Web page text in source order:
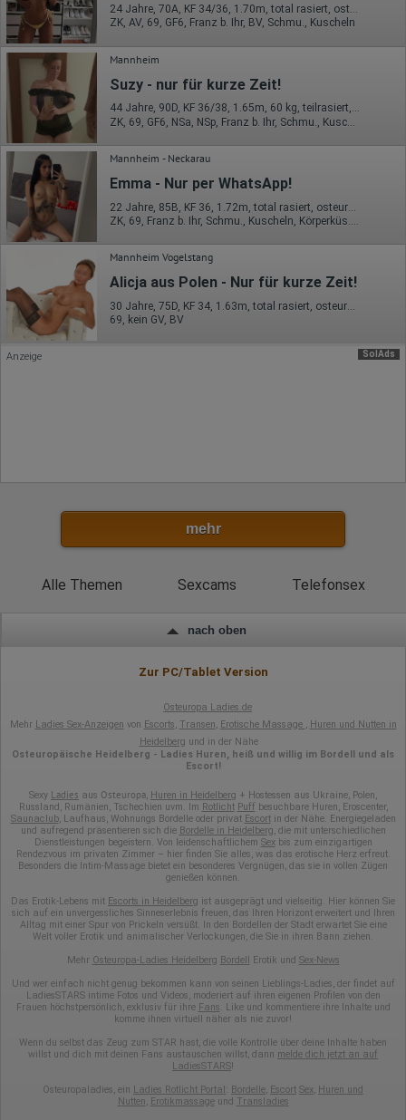
Hotjar
Wir nutzen Hotjar als Webanalysedient. Es wird verwendet, um
Daten über das Benutzerverhalten zu sammeln. Hotjar kann
auch im Rahmen von Umfragen und Feedbackfunktionen, die
auf unserer Website eingebunden sind, von Ihnen bereitgestellte
Informationen verarbeiten.
Herausgeber:
Hotjar Limited, Malta
Erhobene Daten:
Datum und Uhrzeit des Besuchs
Gerätetyp
Geografischer Standort
IP-Adresse
Mausbewegungen
Besuchte Seiten
Referrer URL
Bildschirmauflösung
Eindeutige Gerätekennung
Sprachinformationen
Browser-Typ
24 Jahre, 70A, KF 34/36, 1.70m, total rasiert, osteuropäisch
ZK, AV, 69, GF6, Franz b. Ihr, BV, Schmu., Kuscheln
Mannheim
Suzy - nur für kurze Zeit!
44 Jahre, 90D, KF 36/38, 1.65m, 60 kg, teilrasiert, osteuropäisch
Mannheim - Neckarau
Emma - Nur per WhatsApp!
ZK, 69, Franz b. Ihr, Schmu., Kuscheln, Körperküs., FE
Mannheim Vogelstang
Alicja aus Polen - Nur für kurze Zeit!
30 Jahre, 75D, KF 34, 1.63m, total rasiert, osteuropäisch
69, kein GV, BV
SolAds
Anzeige
mehr
Alle Themen Sexcams Telefonsex
nach oben
Zur PC/Tablet Version
Osteuropa Ladies.de
Mehr Ladies Sex-Anzeigen von Escorts, Transen, Erotische Massage , Huren und Nutten in
Heidelberg und in der Nähe
Osteuropäische Heidelberg - Ladies Huren, heiß und willig im Bordell und als
Escort!
Sexy Ladies aus Osteuropa, Huren in Heidelberg + Hostessen aus Ukraine, Polen,
Russland, Rumänien, Tschechien uvm. Im Rotlicht Puff besuchbare Huren, Eroscenter,
Saunaclub, Laufhaus, Wohnungs Bordelle oder privat Escortin der Nähe. Energiegeladen
und aufregend präsentieren sich die Bordelle in Heidelberg, die mit unterschiedlichen
Dienstleistungen begeistern. Von leidenschaftlichem Sexbis zum einzigartigen
Rendezvous im privaten Zimmer – hier finden Sie alles, was das erotische Herz erfreut.
Besonders die Intim-Massage bietet ein besonderes Vergnügen, das sie in vollen Zügen
genießen können.
Das Erotik-Lebens mit Escorts in Heidelberg ist ausgeprägt und vielseitig. Hier können Sie
sich auf ein unvergessliches Sinneserlebnis freuen, das Ihren Horizont erweitert und Ihren
Alltag mit einer Spur von Prickeln versüßt. In den Bordellen der Stadt erwartet Sie eine
Welt voller Erotik und animalischer Verlockungen, die Sie in ihren Bann ziehen.
Mehr Osteuropa-Ladies Heidelberg Bordell Erotik und Sex-News
Und wer einfach nicht genug bekommen kann von seinen Lieblings-Ladies, der findet auf
LadiesSTARS intime Fotos und Videos, moderiert auf ihren eigenen Profilen von den
Frauen höchstpersönlich, exklusiv für ihre Fans. Like und kommentiere ihre Inhalte und
komme ihnen virtuell näher als nie zuvor!
Wenn du selbst das Zeug zum STAR hast, die volle Kontrolle über deine Inhalte haben
willst und dich mit deinen Fans austauschen willst, dann melde dich jetzt an auf
LadiesSTARS!
Osteuropaladies, ein Ladies Rotlicht Portal Bordelle, Escort Sex, Huren und
Nutten, Erotikmassageund Transladies